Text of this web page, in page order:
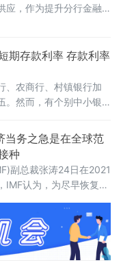
应，作为提升分行金融
期存款利率 存款利率
、农商行、村镇银行加
。然而，有个别中小银
”的态势。
当务之急是在全球范
种
副总裁张涛24日在2021
IMF认为，为尽早恢复全
疫苗的施打。